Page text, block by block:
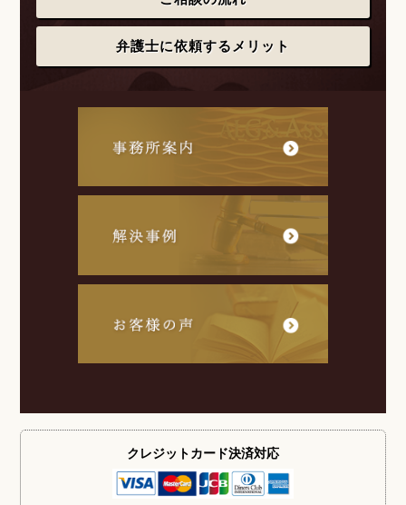
弁護士に依頼するメリット
クレジットカード決済対応